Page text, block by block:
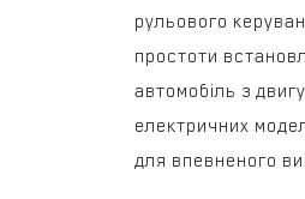
рульового
простоти
автомобіль з
електричних
для впевненого